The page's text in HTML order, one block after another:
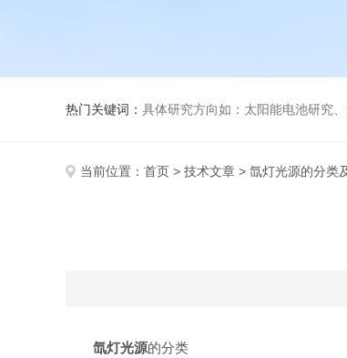
热门关键词： 具体研究方向如：太阳能电池研究、光
当前位置： 首页 > 技术文章 > 氙灯光源的分类
氙灯光源的分类